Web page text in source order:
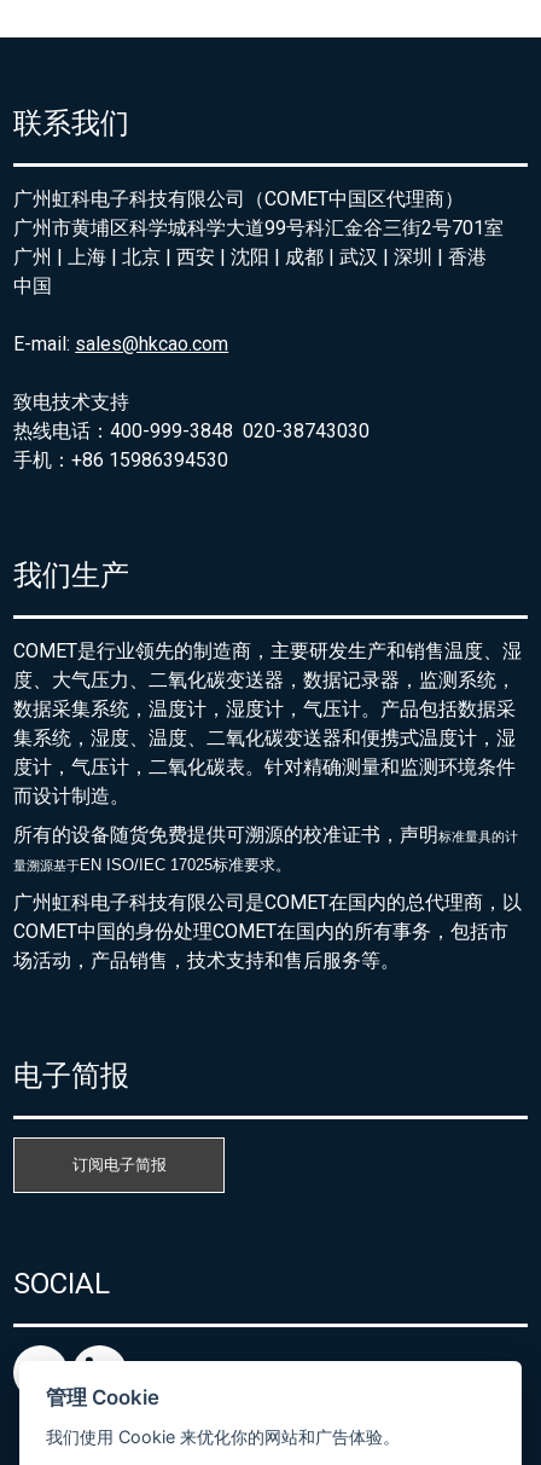
联系我们
广州虹科电子科技有限公司（COMET中国区代理商）
广州市黄埔区科学城科学大道99号科汇金谷三街2号701室
广州 | 上海 | 北京 | 西安 | 沈阳 | 成都 | 武汉 | 深圳 | 香港
中国
E-mail: sales@hkcao.com
致电技术支持
热线电话：400-999-3848 020-38743030
手机：+86 15986394530
我们生产
COMET是行业领先的制造商，主要研发生产和销售温度、湿
度、大气压力、二氧化碳变送器，数据记录器，监测系统，
数据采集系统，温度计，湿度计，气压计。产品包括数据采
集系统，湿度、温度、二氧化碳变送器和便携式温度计，湿
度计，气压计，二氧化碳表。针对精确测量和监测环境条件
而设计制造。
所有的设备随货免费提供可溯源的校准证书，声明标准量具的计
量溯源基于EN ISO/IEC 17025标准要求。
广州虹科电子科技有限公司是COMET在国内的总代理商，以
COMET中国的身份处理COMET在国内的所有事务，包括市
场活动，产品销售，技术支持和售后服务等。
电子简报
订阅电子简报
SOCIAL
管理 Cookie
我们使用 Cookie 来优化你的网站和广告体验。